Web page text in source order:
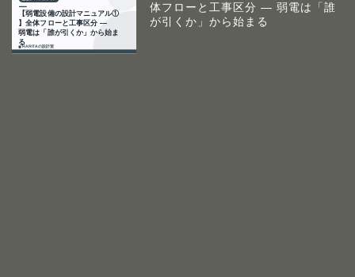
体フローと工事区分 ― 弱電は「誰
が引くか」から始まる